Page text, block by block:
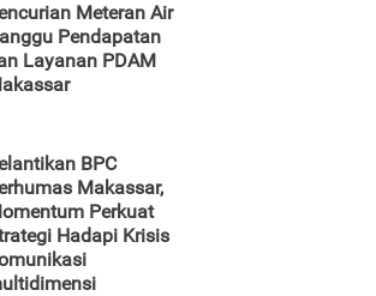
Meteran Air
Pendapatan
Layanan PDAM
BPC
Makassar,
Perkuat
Hadapi Krisis